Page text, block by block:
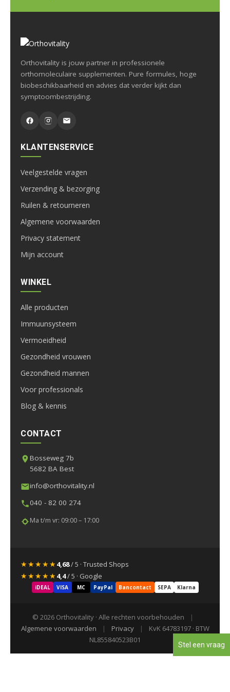
Orthovitality is jouw partner in professionele
orthomoleculaire supplementen. Pure formules, hoge
biobeschikbaarheid en advies dat verder kijkt dan
symptoombestrijding.
KLANTENSERVICE
Veelgestelde vragen
Verzending & bezorging
Ruilen & retourneren
Algemene voorwaarden
Privacy statement
Mijn account
WINKEL
Alle producten
Immuunsysteem
Vermoeidheid
Gezondheid vrouwen
Gezondheid mannen
Voor professionals
Blog & kennis
CONTACT
Bosseweg 7b
5682 BA Best
info@orthovitality.nl
040 - 82 00 274
Ma t/m vr: 09:00 – 17:00
★★★★★4,68/ 5 · Trusted Shops
★★★★★4,4/ 5 · Google
iDEAL VISA MC PayPal Bancontact SEPA Klarna
© 2026 Orthovitality · Alle rechten voorbehouden
|
Algemene voorwaarden
| Privacy |
KvK 64783197 · BTW
NL855840523B01
Stel een vraag